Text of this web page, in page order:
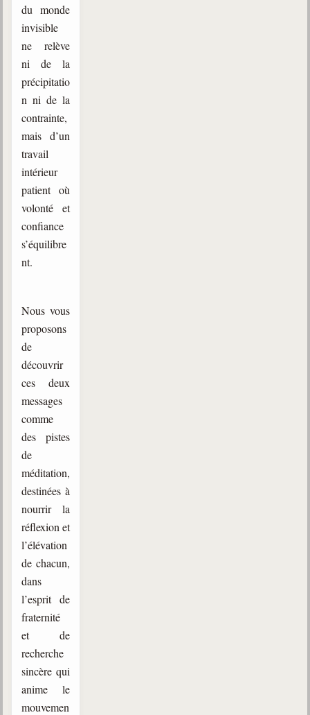
du monde
invisible
ne relève
ni de la
précipitatio
n ni de la
contrainte,
mais d’un
travail
intérieur
patient où
volonté et
confiance
s’équilibre
nt.
Nous vous
proposons
de
découvrir
ces deux
messages
comme
des pistes
de
méditation,
destinées à
nourrir la
réflexion et
l’élévation
de chacun,
dans
l’esprit de
fraternité
et de
recherche
sincère qui
anime le
mouvemen